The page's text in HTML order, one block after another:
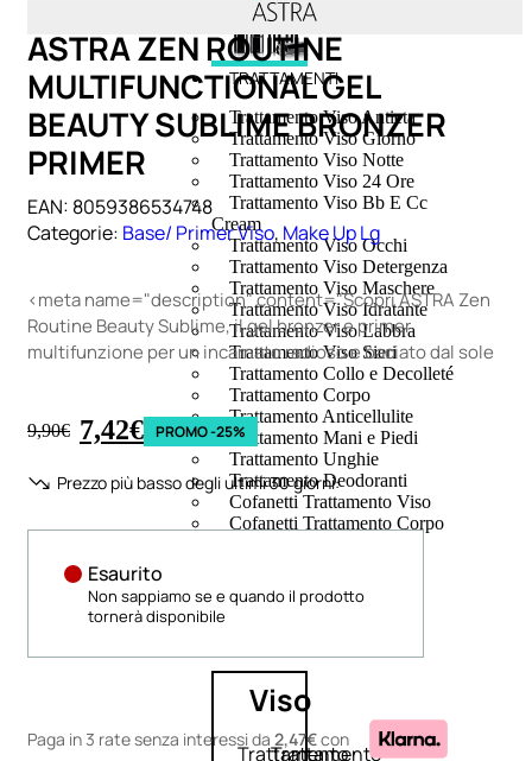
TRATTAMENTI
Trattamento Viso Antieta
Trattamento Viso Giorno
Trattamento Viso Notte
Trattamento Viso 24 Ore
Trattamento Viso Bb E Cc
Cream
Trattamento Viso Occhi
Trattamento Viso Detergenza
Trattamento Viso Maschere
Trattamento Viso Idratante
Trattamento Viso Labbra
Trattamento Viso Sieri
Trattamento Collo e Decolleté
Trattamento Corpo
Trattamento Anticellulite
Trattamento Mani e Piedi
Trattamento Unghie
Trattamento Deodoranti
Cofanetti Trattamento Viso
Cofanetti Trattamento Corpo
Viso
Trattamento
Trattamento
ASTRA ZEN ROUTINE
MULTIFUNCTIONAL GEL
BEAUTY SUBLIME BRONZER
PRIMER
EAN: 8059386534748
Categorie: Base/ Primer Viso, Make Up Lg
<meta name="description" content="Scopri ASTRA Zen
Routine Beauty Sublime, il gel bronzer e primer
multifunzione per un incarnato radioso e baciato dal sole
9,90€ 7,42€ PROMO -25%
Prezzo più basso degli ultimi 30 giorni:
Esaurito
Non sappiamo se e quando il prodotto
tornerà disponibile
Paga in 3 rate senza interessi da 2,47€con